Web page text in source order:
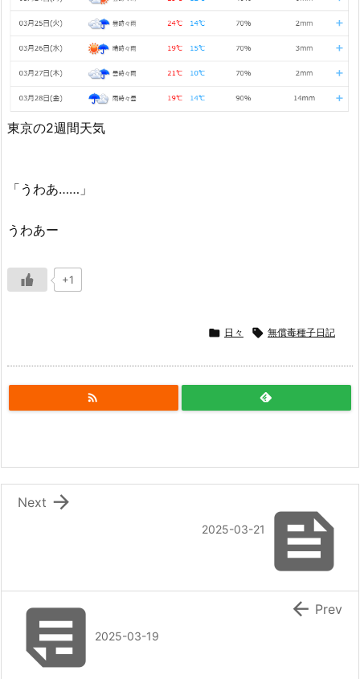
東京の2週間天気
「うわあ……」
うわあー
+1
 日々  無償毒種子日記


2025-03-21

Next
2025-03-19
 Prev